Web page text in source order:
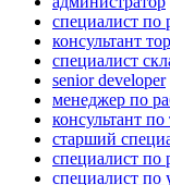
специалист по
консультант
специалист
senior developer
менеджер по
консультант по
старший
специалист по
специалист по